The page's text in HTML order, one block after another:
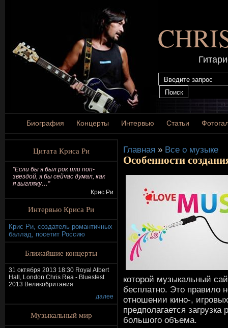
Биография Концерты Интервью Статьи
Цитата Криса Ри
"Если бы я был рок или поп-
звездой, я бы сейчас думал, как
я выгляжу…"
Крис Ри
Интервью Криса Ри
Крис Ри, создатель романтичных
баллад, посетит Россию
Ближайшие концерты
31 октября 2013 18:30 Royal Albert
Hall, London Chris Rea - Bluesfest
2013 Великобритания
далее
Музыкальный мир
Главная » Все о музыке
Особенности
которой музыкальный
бесплатно. Это правило
отношении кино-,
предполагается
большого объема.